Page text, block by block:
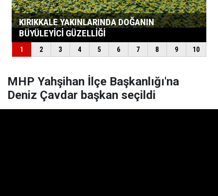
MHP Yahşihan İlçe Başkanlığı'na
Deniz Çavdar başkan seçildi